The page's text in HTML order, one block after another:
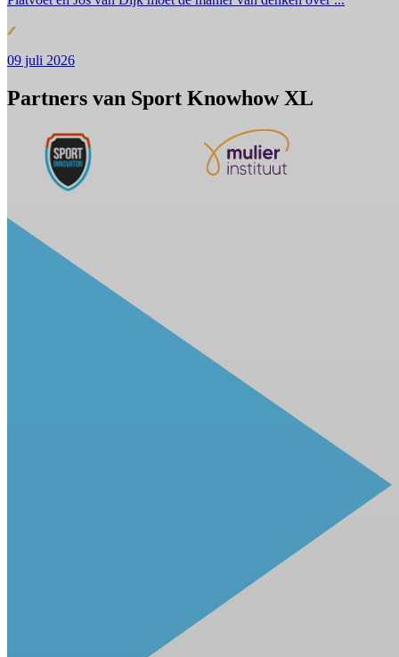
09 juli 2026
Partners van Sport Knowhow XL